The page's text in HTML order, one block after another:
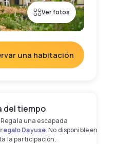
Ver fotos
una habitación
del tiempo
una escapada
Dayuse. No disponible en
la participación.